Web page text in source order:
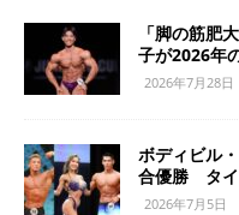
「脚の筋肥
子が2026年
2026年7月28日
ボディビル
合優勝 タイ
2026年7月5日